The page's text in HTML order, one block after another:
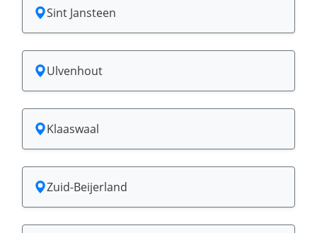
Sint Jansteen
Ulvenhout
Klaaswaal
Zuid-Beijerland